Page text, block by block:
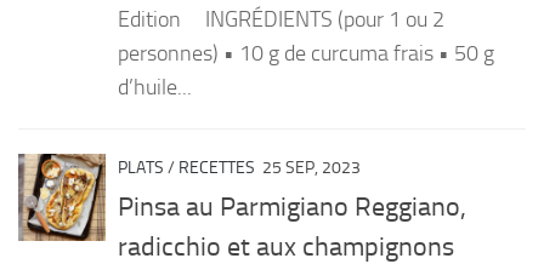
Edition INGRÉDIENTS (pour 1 ou 2
personnes) • 10 g de curcuma frais • 50 g
d’huile...
PLATS / RECETTES 25 SEP, 2023
Pinsa au Parmigiano Reggiano,
radicchio et aux champignons